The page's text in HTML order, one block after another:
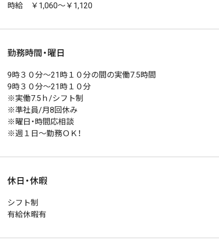
時給 ￥1,060～￥1,120
勤務時間・曜日
9時３０分～21時１０分の間の実働7.5時間
9時３０分～21時１０分
※実働7.5ｈ/シフト制
※準社員/月8回休み
※曜日・時間応相談
※週１日～勤務ＯＫ！
休日・休暇
シフト制
有給休暇有